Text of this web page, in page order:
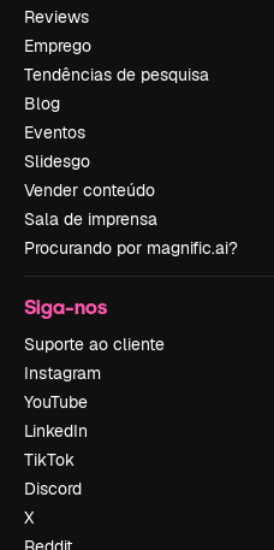
Reviews
Emprego
Tendências de pesquisa
Blog
Eventos
Slidesgo
Vender conteúdo
Sala de imprensa
Procurando por magnific.ai?
Siga-nos
Suporte ao cliente
Instagram
YouTube
LinkedIn
TikTok
Discord
X